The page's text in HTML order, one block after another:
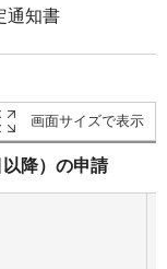
通知書
画面サイズで表示
降）の申請